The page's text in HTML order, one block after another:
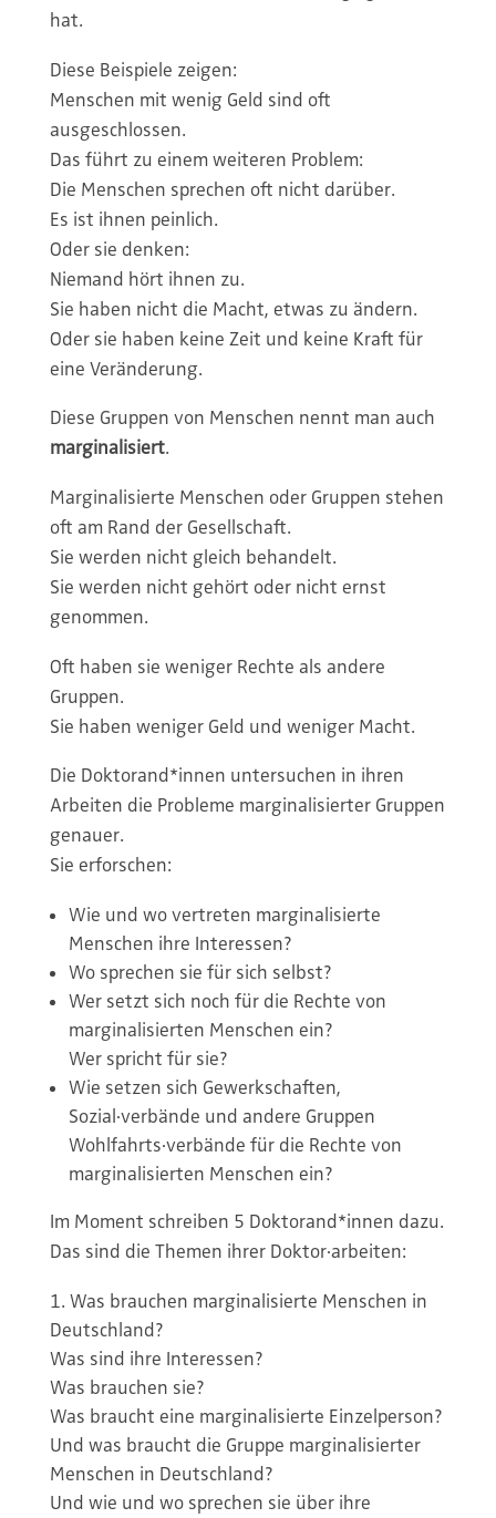
hat.
Diese Beispiele zeigen:
Menschen mit wenig Geld sind oft
ausgeschlossen.
Das führt zu einem weiteren Problem:
Die Menschen sprechen oft nicht darüber.
Es ist ihnen peinlich.
Oder sie denken:
Niemand hört ihnen zu.
Sie haben nicht die Macht, etwas zu ändern.
Oder sie haben keine Zeit und keine Kraft für
eine Veränderung.
Diese Gruppen von Menschen nennt man auch
marginalisiert.
Marginalisierte Menschen oder Gruppen stehen
oft am Rand der Gesellschaft.
Sie werden nicht gleich behandelt.
Sie werden nicht gehört oder nicht ernst
genommen.
Oft haben sie weniger Rechte als andere
Gruppen.
Sie haben weniger Geld und weniger Macht.
Die Doktorand*innen untersuchen in ihren
Arbeiten die Probleme marginalisierter Gruppen
genauer.
Sie erforschen:
Wie und wo vertreten marginalisierte
Menschen ihre Interessen?
Wo sprechen sie für sich selbst?
Wer setzt sich noch für die Rechte von
marginalisierten Menschen ein?
Wer spricht für sie?
Wie setzen sich Gewerkschaften,
Sozial·verbände und andere Gruppen
Wohlfahrts·verbände für die Rechte von
marginalisierten Menschen ein?
Im Moment schreiben 5 Doktorand*innen dazu.
Das sind die Themen ihrer Doktor·arbeiten:
Was brauchen marginalisierte Menschen in
Deutschland?
Was sind ihre Interessen?
Was brauchen sie?
Was braucht eine marginalisierte Einzelperson?
Und was braucht die Gruppe marginalisierter
Menschen in Deutschland?
Und wie und wo sprechen sie über ihre